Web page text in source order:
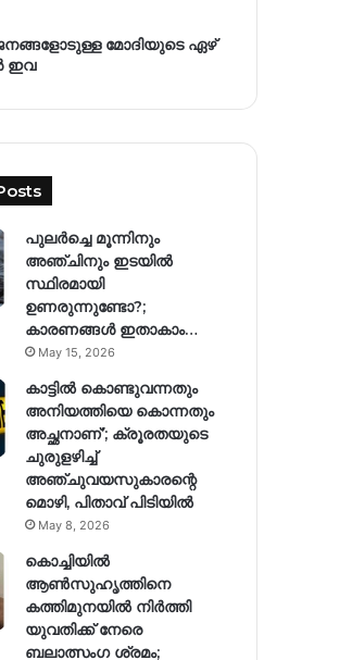
മോദിയുടെ ഏഴ്
ഇവ
പുലർച്ചെ മൂന്നിനും
അഞ്ചിനും ഇടയിൽ
സ്ഥിരമായി
ഉണരുന്നുണ്ടോ?;
കാരണങ്ങള്‍ ഇതാകാം…
May 15, 2026
കാട്ടിൽ കൊണ്ടുവന്നതും
അനിയത്തിയെ കൊന്നതും
അച്ഛനാണ്’; ക്രൂരതയുടെ
ചുരുളഴിച്ച്
അഞ്ചുവയസുകാരന്റെ
മൊഴി, പിതാവ് പിടിയിൽ
May 8, 2026
കൊച്ചിയിൽ
ആൺസുഹൃത്തിനെ
കത്തിമുനയിൽ നിർത്തി
യുവതിക്ക് നേരെ
ബലാത്സംഗ​ ശ്രമം;